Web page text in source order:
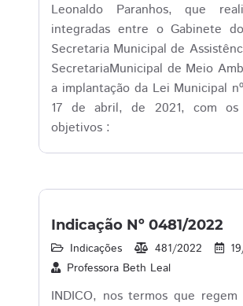
Leonaldo Paranhos, que
integradas entre o Gabinete
Secretaria Municipal de
SecretariaMunicipal de Meio
a implantação da Lei Municipal
17 de abril, de 2021, com os
objetivos :
Indicação Nº 0481/2022
Indicações 481/2022
Professora Beth Leal
INDICO, nos termos que